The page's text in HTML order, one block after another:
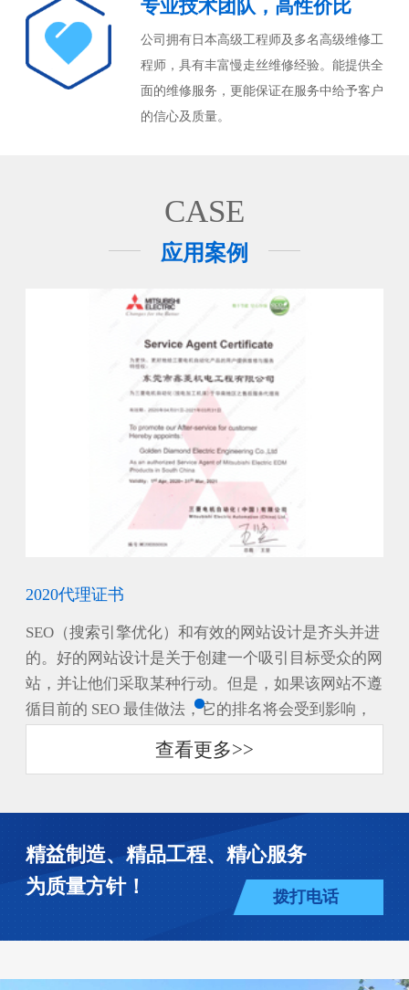
专业技术团队，高性价比
公司拥有日本高级工程师及多名高级维修工
程师，具有丰富慢走丝维修经验。能提供全
面的维修服务，更能保证在服务中给予客户
的信心及质量。
CASE
应用案例
2020代理证书
SEO（搜索引擎优化）和有效的网站设计是齐头并进
的。好的网站设计是关于创建一个吸引目标受众的网
站，并让他们采取某种行动。但是，如果该网站不遵
循目前的 SEO 最佳做法，它的排名将会受到影响，
查看更多>>
精益制造、精品工程、精心服务
为质量方针！
拨打电话